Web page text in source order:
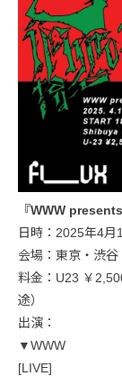
『WWW
日時：2025年4
会場：東京・渋
料金：U23 ￥
途）
出演：
▼WWW
[LIVE]